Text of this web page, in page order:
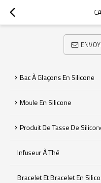
Bac À Glaçons En Silicone
Moule En Silicone
Produit De Tasse De
Infuseur À Thé
Bracelet Et Bracelet En